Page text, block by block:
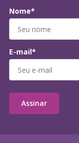
Nome*
E-mail*
Assinar